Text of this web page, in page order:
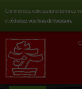
Commencez votre panier ici terminez
etréduisez vos frais de livraison.